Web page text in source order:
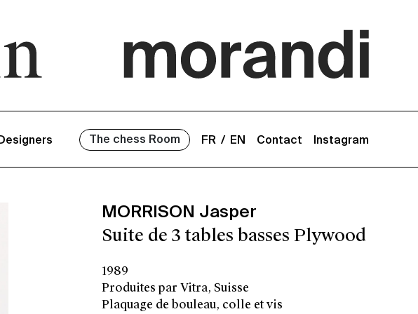
Designers The chess Room FR EN Contact Instagram
MORRISON Jasper
Suite de 3 tables basses Plywood
1989
Produites par Vitra, Suisse
Plaquage de bouleau, colle et vis